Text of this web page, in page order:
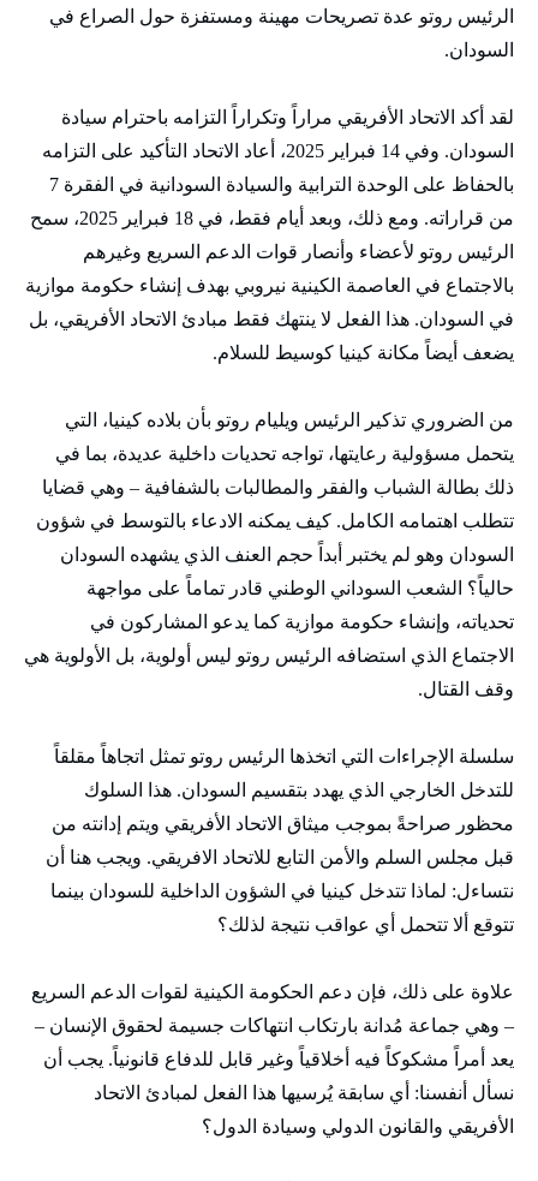
الرئيس روتو عدة تصريحات مهينة ومستفزة حول الصراع في
السودان.
لقد أكد الاتحاد الأفريقي مراراً وتكراراً التزامه باحترام سيادة
السودان. وفي 14 فبراير 2025، أعاد الاتحاد التأكيد على التزامه
بالحفاظ على الوحدة الترابية والسيادة السودانية في الفقرة 7
من قراراته. ومع ذلك، وبعد أيام فقط، في 18 فبراير 2025، سمح
الرئيس روتو لأعضاء وأنصار قوات الدعم السريع وغيرهم
بالاجتماع في العاصمة الكينية نيروبي بهدف إنشاء حكومة موازية
في السودان. هذا الفعل لا ينتهك فقط مبادئ الاتحاد الأفريقي، بل
يضعف أيضاً مكانة كينيا كوسيط للسلام.
من الضروري تذكير الرئيس ويليام روتو بأن بلاده كينيا، التي
يتحمل مسؤولية رعايتها، تواجه تحديات داخلية عديدة، بما في
ذلك بطالة الشباب والفقر والمطالبات بالشفافية – وهي قضايا
تتطلب اهتمامه الكامل. كيف يمكنه الادعاء بالتوسط في شؤون
السودان وهو لم يختبر أبداً حجم العنف الذي يشهده السودان
حالياً؟ الشعب السوداني الوطني قادر تماماً على مواجهة
تحدياته، وإنشاء حكومة موازية كما يدعو المشاركون في
الاجتماع الذي استضافه الرئيس روتو ليس أولوية، بل الأولوية هي
وقف القتال.
سلسلة الإجراءات التي اتخذها الرئيس روتو تمثل اتجاهاً مقلقاً
للتدخل الخارجي الذي يهدد بتقسيم السودان. هذا السلوك
محظور صراحةً بموجب ميثاق الاتحاد الأفريقي ويتم إدانته من
قبل مجلس السلم والأمن التابع للاتحاد الافريقي. ويجب هنا أن
نتساءل: لماذا تتدخل كينيا في الشؤون الداخلية للسودان بينما
تتوقع ألا تتحمل أي عواقب نتيجة لذلك؟
علاوة على ذلك، فإن دعم الحكومة الكينية لقوات الدعم السريع
– وهي جماعة مُدانة بارتكاب انتهاكات جسيمة لحقوق الإنسان –
يعد أمراً مشكوكاً فيه أخلاقياً وغير قابل للدفاع قانونياً. يجب أن
نسأل أنفسنا: أي سابقة يُرسيها هذا الفعل لمبادئ الاتحاد
الأفريقي والقانون الدولي وسيادة الدول؟